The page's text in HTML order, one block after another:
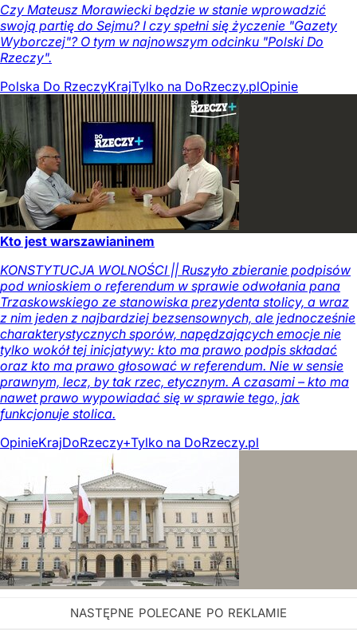
Czy Mateusz Morawiecki będzie w stanie wprowadzić
swoją partię do Sejmu? I czy spełni się życzenie "Gazety
Wyborczej"? O tym w najnowszym odcinku "Polski Do
Rzeczy".
Polska Do RzeczyKrajTylko na DoRzeczy.plOpinie
Kto jest warszawianinem
KONSTYTUCJA WOLNOŚCI || Ruszyło zbieranie podpisów
pod wnioskiem o referendum w sprawie odwołania pana
Trzaskowskiego ze stanowiska prezydenta stolicy, a wraz
z nim jeden z najbardziej bezsensownych, ale jednocześnie
charakterystycznych sporów, napędzających emocje nie
tylko wokół tej inicjatywy: kto ma prawo podpis składać
oraz kto ma prawo głosować w referendum. Nie w sensie
prawnym, lecz, by tak rzec, etycznym. A czasami – kto ma
nawet prawo wypowiadać się w sprawie tego, jak
funkcjonuje stolica.
OpinieKrajDoRzeczy+Tylko na DoRzeczy.pl